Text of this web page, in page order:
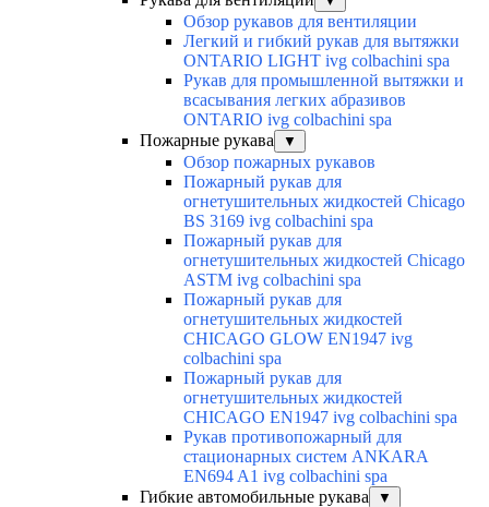
Обзор рукавов для вентиляции
Легкий и гибкий рукав для вытяжки
ONTARIO LIGHT ivg colbachini spa
Рукав для промышленной вытяжки и
всасывания легких абразивов
ONTARIO ivg colbachini spa
Пожарные рукава
▼
Обзор пожарных рукавов
Пожарный рукав для
огнетушительных жидкостей Chicago
BS 3169 ivg colbachini spa
Пожарный рукав для
огнетушительных жидкостей Chicago
ASTM ivg colbachini spa
Пожарный рукав для
огнетушительных жидкостей
CHICAGO GLOW EN1947 ivg
colbachini spa
Пожарный рукав для
огнетушительных жидкостей
CHICAGO EN1947 ivg colbachini spa
Рукав противопожарный для
стационарных систем ANKARA
EN694 A1 ivg colbachini spa
Гибкие автомобильные рукава
▼